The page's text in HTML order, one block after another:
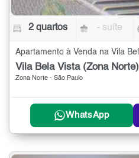
2 quartos - suíte
Vila Bela Vista (Zona Norte)
Zona Norte - São Paulo
WhatsApp